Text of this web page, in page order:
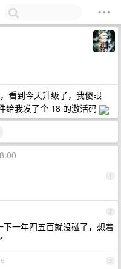
看到今天升级了，我傻眼
给我发了个 18 的激活码
1
2
一年四五百就没碰了，想着
3